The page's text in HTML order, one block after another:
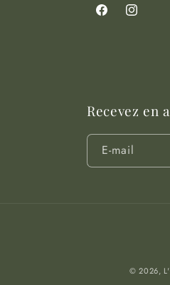
FacebookInstagram
Recevez en
E-mail
© 2026,